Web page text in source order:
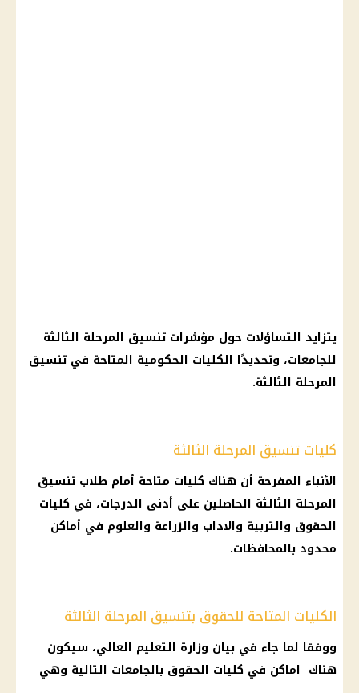
يتزايد التساؤلات حول مؤشرات تنسيق المرحلة الثالثة
للجامعات، وتحديدًا الكليات الحكومية المتاحة في تنسيق
المرحلة الثالثة.
كليات تنسيق المرحلة الثالثة
الأنباء المفرحة أن هناك كليات متاحة أمام طلاب تنسيق
المرحلة الثالثة الحاصلين على أدنى الدرجات، في كليات
الحقوق والتربية والاداب والزراعة والعلوم في أماكن
محدود بالمحافظات.
الكليات المتاحة للحقوق بتنسيق المرحلة الثالثة
ووفقا لما جاء في بيان وزارة التعليم العالي، سيكون
هناك اماكن في كليات الحقوق بالجامعات التالية وهي